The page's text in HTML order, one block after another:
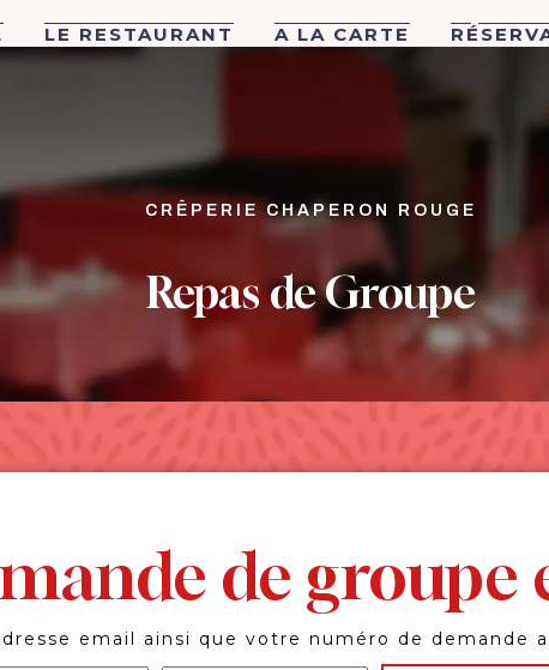
LE RESTAURANT A LA CARTE
CRÊPERIE CHAPERON ROUGE
Repas de Groupe
de groupe
email ainsi que votre numéro de demande